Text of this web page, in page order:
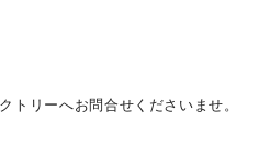
トリーへお問合せくださいませ。